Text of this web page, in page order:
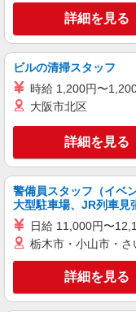
派遣社員
株式会社kotrio /●SZ-H-
静岡
員＊
通費
キープ
株式会社kotrio /●SZ-H-
静
へ★
通費
詳細を見る
ビルの清掃スタッフ
時給 1,200円〜
大阪市北区
詳細を見る
警備員スタッフ（イベ
大型駐車場、JR列車見
日給 11,000円〜
栃木市・小山市・
詳細を見る